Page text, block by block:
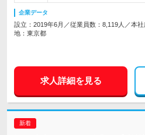
企業データ
設立：2019年6月／従業員数：8,119人／本
地：東京都
求人詳細を見る